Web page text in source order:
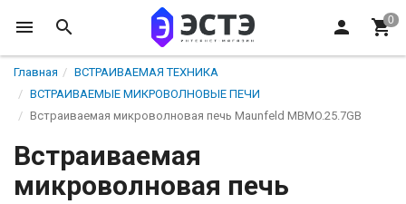
Главная
ВСТРАИВАЕМАЯ ТЕХНИКА
ВСТРАИВАЕМЫЕ МИКРОВОЛНОВЫЕ ПЕЧИ
Встраиваемая микроволновая печь Maunfeld MBMO.25.7GB
Встраиваемая
микроволновая печь